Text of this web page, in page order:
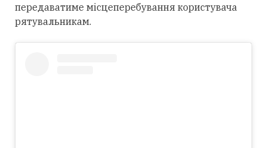
передаватиме місцеперебування користувача
рятувальникам.